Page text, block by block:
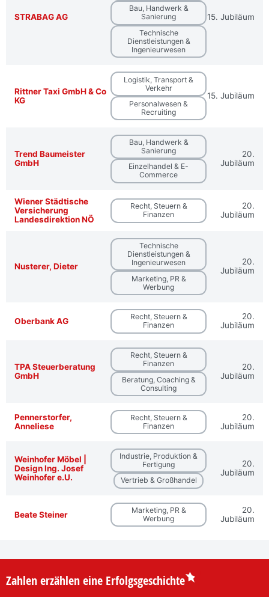
STRABAG AG
Bau, Handwerk &
Sanierung
Technische
Dienstleistungen &
Ingenieurwesen
15. Jubiläum
Rittner Taxi GmbH & Co
KG
Logistik, Transport &
Verkehr
Personalwesen &
Recruiting
15. Jubiläum
Trend Baumeister
GmbH
Bau, Handwerk &
Sanierung
Einzelhandel & E-
Commerce
20.
Jubiläum
Wiener Städtische
Versicherung
Landesdirektion NÖ
Recht, Steuern &
Finanzen
20.
Jubiläum
Nusterer, Dieter
Technische
Dienstleistungen &
Ingenieurwesen
Marketing, PR &
Werbung
20.
Jubiläum
Oberbank AG
Recht, Steuern &
Finanzen
20.
Jubiläum
TPA Steuerberatung
GmbH
Recht, Steuern &
Finanzen
Beratung, Coaching &
Consulting
20.
Jubiläum
Pennerstorfer,
Anneliese
Recht, Steuern &
Finanzen
20.
Jubiläum
Weinhofer Möbel |
Design Ing. Josef
Weinhofer e.U.
Industrie, Produktion &
Fertigung
Vertrieb & Großhandel
20.
Jubiläum
Beate Steiner
Marketing, PR &
Werbung
20.
Jubiläum
Zahlen erzählen eine Erfolgsgeschichte